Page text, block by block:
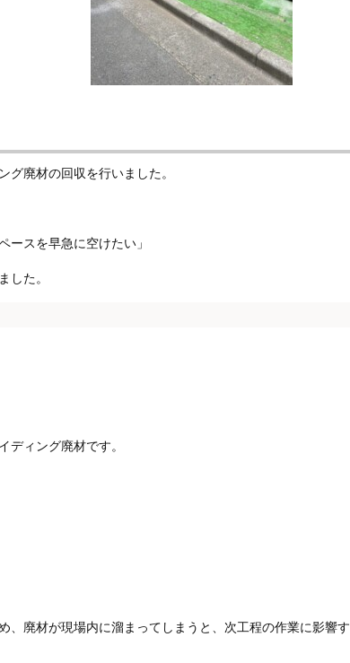
グ廃材の回収を行いました。
ースを早急に空けたい」
した。
ディング廃材です。
、廃材が現場内に溜まってしまうと、次工程の作業に影響す